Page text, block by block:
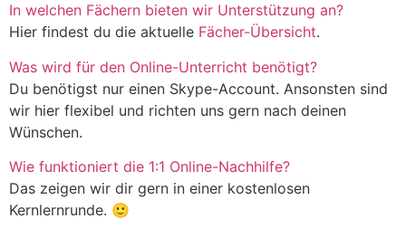
In welchen Fächern bieten wir Unterstützung an?
Hier findest du die aktuelle Fächer-Übersicht.
Was wird für den Online-Unterricht benötigt?
Du benötigst nur einen Skype-Account. Ansonsten sind
wir hier flexibel und richten uns gern nach deinen
Wünschen.
Wie funktioniert die 1:1 Online-Nachhilfe?
Das zeigen wir dir gern in einer kostenlosen
Kernlernrunde. 🙂